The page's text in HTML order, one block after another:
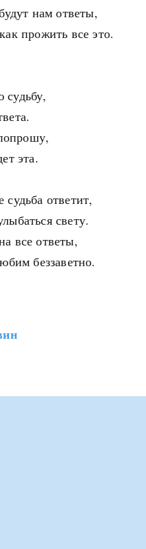
нам ответы,
прожить все это.
эта.
ответит,
свету.
все ответы,
беззаветно.